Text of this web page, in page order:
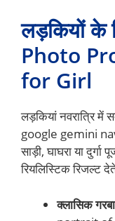
लड़कियों के
Photo
for Girl
लड़कियां नवरात्रि में
google gemini
साड़ी, घाघरा या
रियलिस्टिक रिजल्ट
क्लासिक